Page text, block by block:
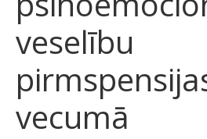
veselību
vecumā